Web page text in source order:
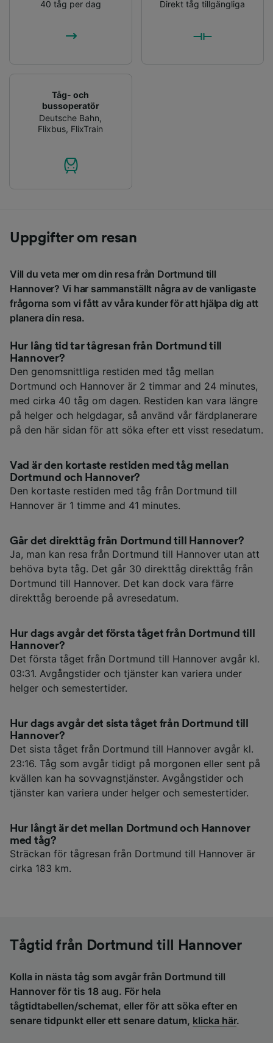
40 tåg per dag Direkt tåg tillgängliga
Tåg- och
bussoperatör
Deutsche Bahn,
Flixbus, FlixTrain
Uppgifter om resan
Vill du veta mer om din resa från Dortmund till
Hannover? Vi har sammanställt några av de vanligaste
frågorna som vi fått av våra kunder för att hjälpa dig att
planera din resa.
Hur lång tid tar tågresan från Dortmund till
Hannover?
Den genomsnittliga restiden med tåg mellan
Dortmund och Hannover är 2 timmar and 24 minutes,
med cirka 40 tåg om dagen. Restiden kan vara längre
på helger och helgdagar, så använd vår färdplanerare
på den här sidan för att söka efter ett visst resedatum.
Vad är den kortaste restiden med tåg mellan
Dortmund och Hannover?
Den kortaste restiden med tåg från Dortmund till
Hannover är 1 timme and 41 minutes.
Går det direkttåg från Dortmund till Hannover?
Ja, man kan resa från Dortmund till Hannover utan att
behöva byta tåg. Det går 30 direkttåg direkttåg från
Dortmund till Hannover. Det kan dock vara färre
direkttåg beroende på avresedatum.
Hur dags avgår det första tåget från Dortmund till
Hannover?
Det första tåget från Dortmund till Hannover avgår kl.
03:31. Avgångstider och tjänster kan variera under
helger och semestertider.
Hur dags avgår det sista tåget från Dortmund till
Hannover?
Det sista tåget från Dortmund till Hannover avgår kl.
23:16. Tåg som avgår tidigt på morgonen eller sent på
kvällen kan ha sovvagnstjänster. Avgångstider och
tjänster kan variera under helger och semestertider.
Hur långt är det mellan Dortmund och Hannover
med tåg?
Sträckan för tågresan från Dortmund till Hannover är
cirka 183 km.
Tågtid från Dortmund till Hannover
Kolla in nästa tåg som avgår från Dortmund till
Hannover för tis 18 aug. För hela
tågtidtabellen/schemat, eller för att söka efter en
senare tidpunkt eller ett senare datum, klicka här.